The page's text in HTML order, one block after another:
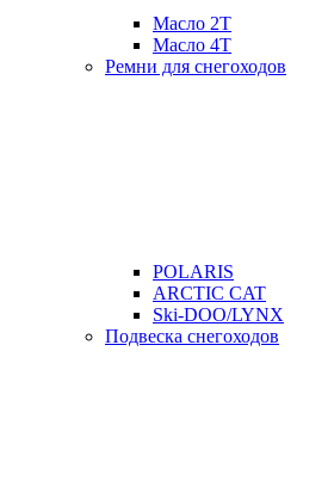
Масло 2Т
Масло 4Т
Ремни для снегоходов
POLARIS
ARCTIC CAT
Ski-DOO/LYNX
Подвеска снегоходов